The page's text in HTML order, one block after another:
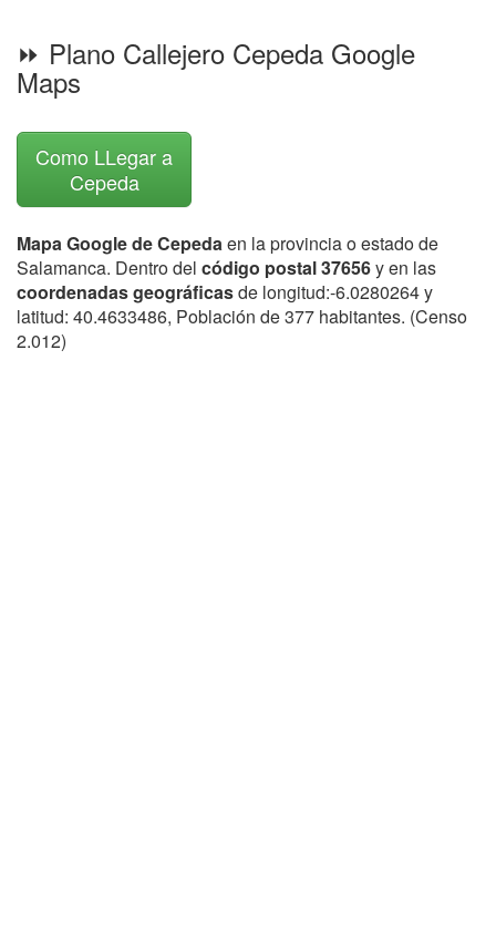
⏩ Plano Callejero Cepeda Google
Maps
Como LLegar a
Cepeda
Mapa Google de Cepedaen la provincia o estado de
Salamanca. Dentro del código postal 37656y en las
coordenadas geográficasde longitud:-6.0280264 y
latitud: 40.4633486, Población de 377 habitantes. (Censo
2.012)